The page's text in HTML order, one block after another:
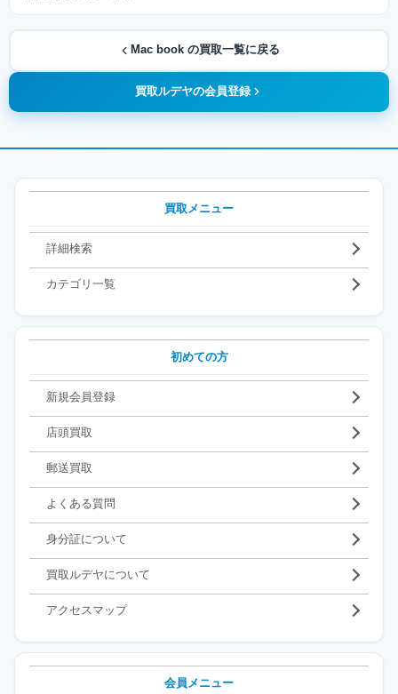
Mac book の買取一覧に戻る
買取ルデヤの会員登録
買取メニュー
詳細検索
カテゴリ一覧
初めての方
新規会員登録
店頭買取
郵送買取
よくある質問
身分証について
買取ルデヤについて
アクセスマップ
会員メニュー